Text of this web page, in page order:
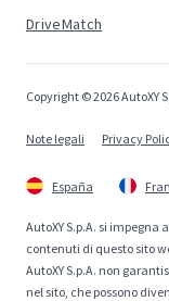
DriveMatch
Copyright © 2026 AutoXY
Note legali Privacy
España
AutoXY S.p.A. si
contenuti di questo sito
AutoXY S.p.A. non
nel sito, che possono